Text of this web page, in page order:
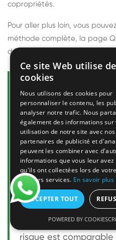
copropriétés.
Pour aller plus loin, vous
méthode complète, la page
découvrir
Questions
Le frelon européen
l'homme ?
Le frelon européen
taille mais
son nid. Sa piqûre est
celle d'une guêpe
une personne non
bénigne. Pour une
risque est
Ce site Web utilise
cookies
Nous utilisons des cookies pour
personnaliser le contenu, les
analyser notre trafic. Nous
également des informations sur
utilisation de notre site avec nos
partenaires de publicité et
peuvent les combiner avec
informations que vous leur
qu'ils ont collectées lors de
de leurs services. En savoir plus
ACCEPTER TOUT
POWERED BY